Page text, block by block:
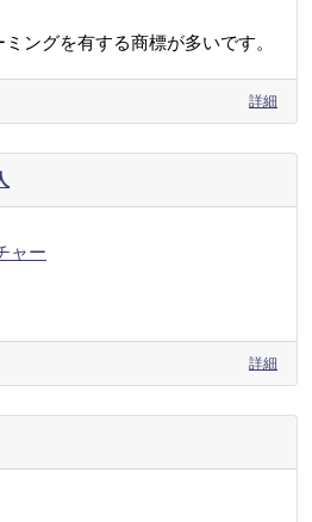
ングを有する商標が多いです。
詳細
ャー
詳細